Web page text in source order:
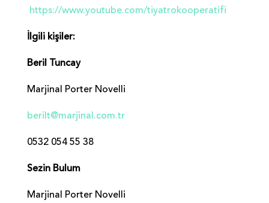
https://www.youtube.com/tiyatrokooperatifi
İlgili kişiler:
Beril Tuncay
Marjinal Porter Novelli
berilt@marjinal.com.tr
0532 054 55 38
Sezin Bulum
Marjinal Porter Novelli